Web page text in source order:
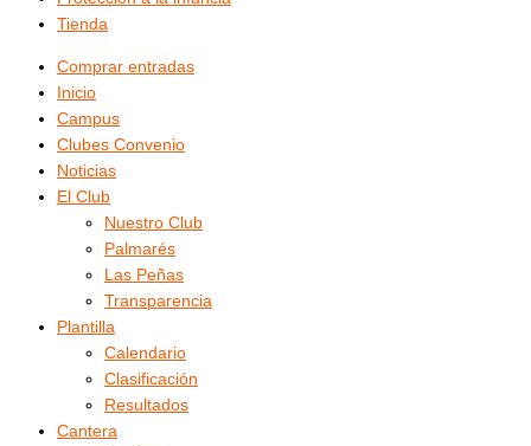
Tienda
Comprar entradas
Inicio
Campus
Clubes Convenio
Noticias
El Club
Nuestro Club
Palmarés
Las Peñas
Transparencia
Plantilla
Calendario
Clasificación
Resultados
Cantera